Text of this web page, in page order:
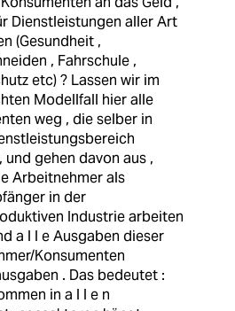
Dienstleistungen aller Art
(Gesundheit ,
, Fahrschule ,
etc) ? Lassen wir im
Modellfall hier alle
weg , die selber in
und gehen davon aus ,
Arbeitnehmer als
in der
Industrie arbeiten
a l l e Ausgaben dieser
Konsumenten
. Das bedeutet :
in a l l e n